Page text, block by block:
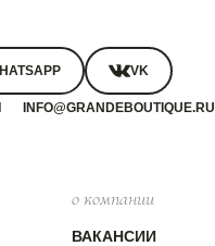
VK
INFO@GRANDEBOUTIQUE.RU
о компании
ВАКАНСИИ